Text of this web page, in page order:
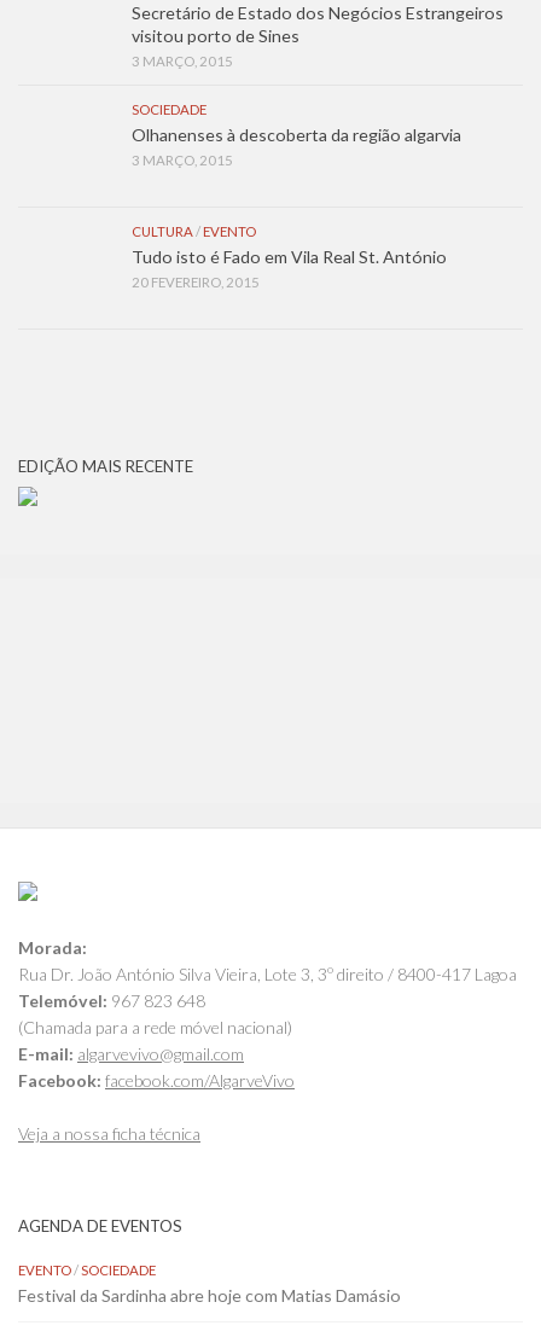
Secretário de Estado dos Negócios Estrangeiros
visitou porto de Sines
3 MARÇO, 2015
SOCIEDADE
Olhanenses à descoberta da região algarvia
3 MARÇO, 2015
CULTURA/ EVENTO
Tudo isto é Fado em Vila Real St. António
20 FEVEREIRO, 2015
EDIÇÃO MAIS RECENTE
Morada:
Rua Dr. João António Silva Vieira, Lote 3, 3º direito / 8400-417 Lagoa
Telemóvel: 967 823 648
(Chamada para a rede móvel nacional)
E-mail: algarvevivo@gmail.com
Facebook: facebook.com/AlgarveVivo
Veja a nossa ficha técnica
AGENDA DE EVENTOS
EVENTO/SOCIEDADE
Festival da Sardinha abre hoje com Matias Damásio